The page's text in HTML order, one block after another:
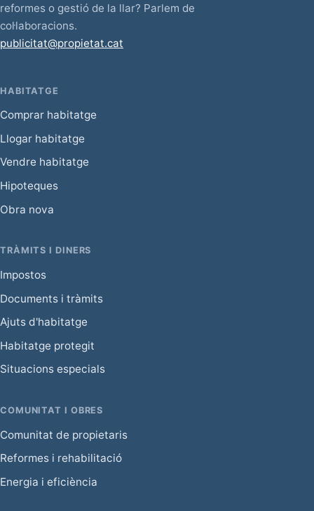
reformes o gestió de la llar? Parlem de
col·laboracions.
publicitat@propietat.cat
HABITATGE
Comprar habitatge
Llogar habitatge
Vendre habitatge
Hipoteques
Obra nova
TRÀMITS I DINERS
Impostos
Documents i tràmits
Ajuts d'habitatge
Habitatge protegit
Situacions especials
COMUNITAT I OBRES
Comunitat de propietaris
Reformes i rehabilitació
Energia i eficiència